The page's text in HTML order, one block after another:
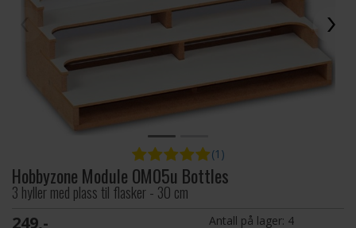
(1)
Hobbyzone Module OM05u Bottles
3 hyller med plass til flasker - 30 cm
249,- Antall på lager: 4